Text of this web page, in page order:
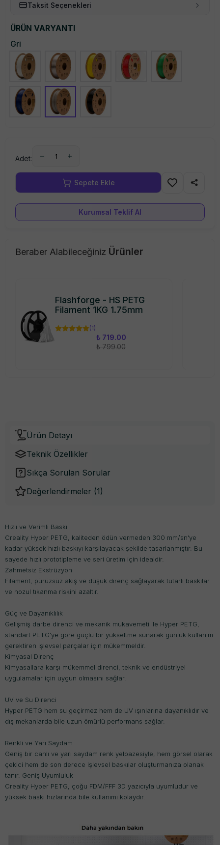
Taksit Seçenekleri
ÜRÜN VARYANTI
Gri
Adet: 1
Kurumsal Teklif Al
Beraber Alabileceğiniz Ürünler
Flashforge - HS PETG
Filament 1KG 1.75mm
(1)
₺ 719.00
₺ 799.00
Ürün Detayı
Teknik Özellikler
Sıkça Sorulan Sorular
Değerlendirmeler (1)
Hızlı ve Verimli Baskı
Creality Hyper PETG, kaliteden ödün vermeden 300 mm/sn'ye
kadar yüksek hızlı baskıyı karşılayacak şekilde tasarlanmıştır. Bu
sayede hızlı prototipleme ve seri üretim için idealdir.
Zahmetsiz Ekstrüzyon
Filament, pürüzsüz akış ve düşük direnç sağlayarak tutarlı baskılar
ve nozul tıkanma riskini azaltır.
Güç ve Dayanıklılık
Gelişmiş darbe direnci ve mekanik mukavemeti ile Hyper PETG,
standart PETG'ye göre güçlü bir yükseltme sunarak günlük kullanım
gerektiren işlevsel parçalar için mükemmeldir.
Kimyasal Direnç
Kimyasallara karşı mükemmel direnci, teknik ve endüstriyel
uygulamalar için uygun olmasını sağlar.
UV ve Su Direnci
Hyper PETG hem su geçirmez hem de UV ışınlarına dayanıklıdır ve
dış mekanlarda bile uzun ömürlü performans sağlar.
Renkli ve Yarı Saydam
Geniş bir canlı ve yarı saydam renk yelpazesiyle, hem görsel olarak
çekici hem de son derece işlevsel baskılar oluşturmanıza olanak
tanır. Geniş Uyumluluk
Creality Hyper PETG, çoğu FDM/FFF 3D yazıcıyla uyumludur ve
yüksek baskı hızlarında bile kullanımı kolaydır.